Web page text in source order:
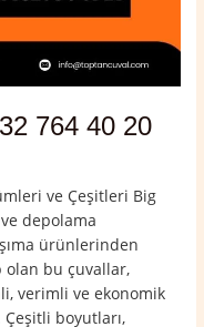
764 40 20
ve Çeşitleri Big
depolama
ürünlerinden
olan bu çuvallar,
verimli ve ekonomik
Çeşitli boyutları,